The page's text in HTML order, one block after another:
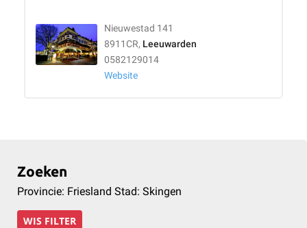
Nieuwestad 141
8911CR, Leeuwarden
0582129014
Website
Zoeken
Provincie: Friesland Stad: Skingen
WIS FILTER